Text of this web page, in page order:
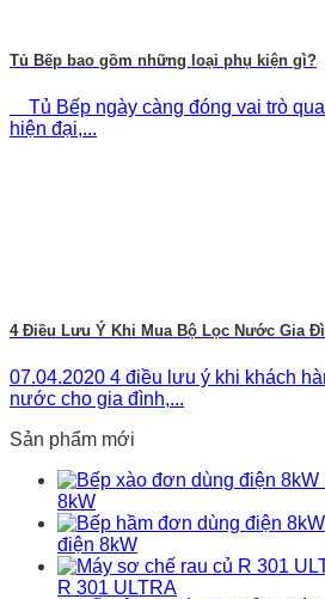
Tủ Bếp bao gồm những loại phụ kiện gì?
Tủ Bếp ngày càng đóng vai trò
hiện đại,...
4 Điều Lưu Ý Khi Mua Bộ Lọc Nước Gia
07.04.2020 4 điều lưu ý khi khách
nước cho gia đình,...
Sản phẩm mới
8kW
điện 8kW
R 301 ULTRA